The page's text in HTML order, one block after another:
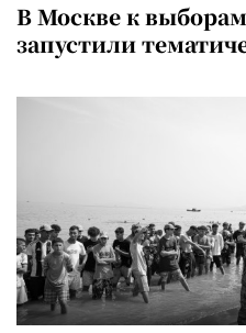
В Москве к
запустили